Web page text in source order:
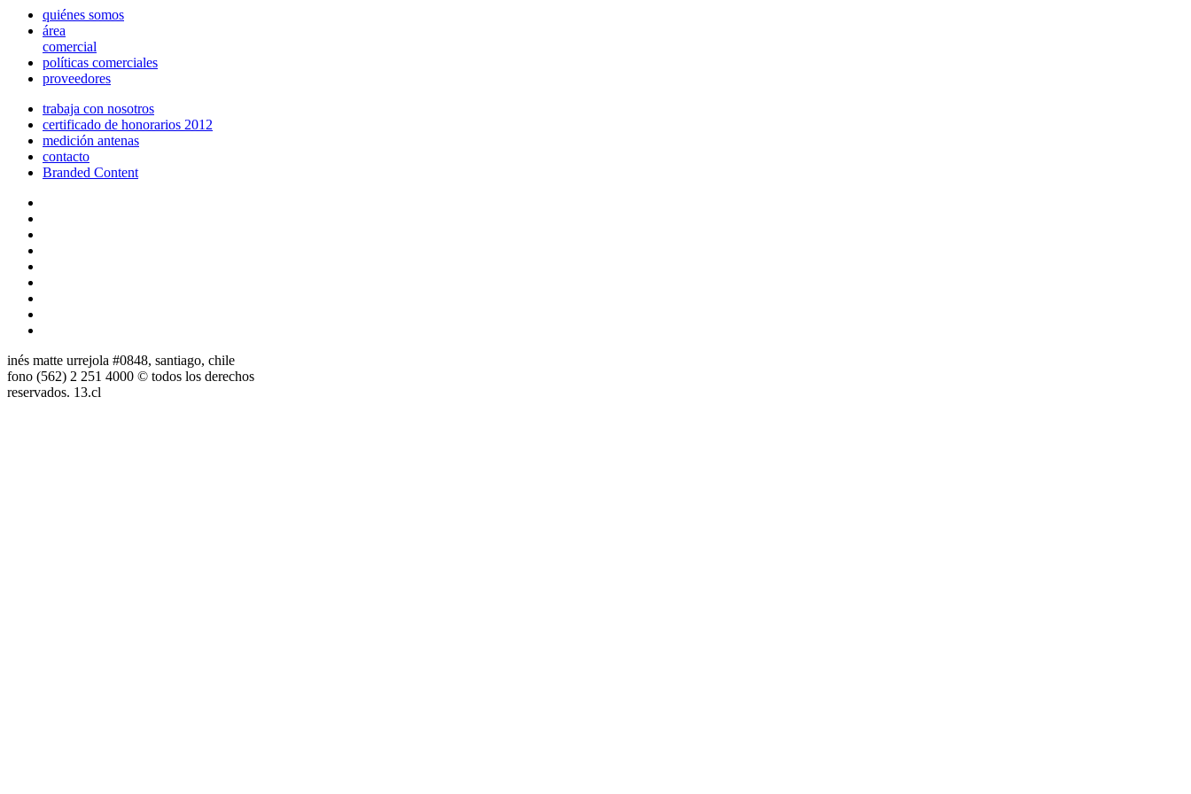
quiénes somos
área
comercial
políticas comerciales
proveedores
trabaja con nosotros
certificado de honorarios 2012
medición antenas
contacto
Branded Content
inés matte urrejola #0848, santiago, chile
fono (562) 2 251 4000 © todos los derechos
reservados. 13.cl